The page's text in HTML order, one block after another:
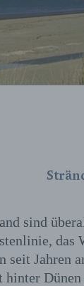
sind
das
seit Jahren
hinter